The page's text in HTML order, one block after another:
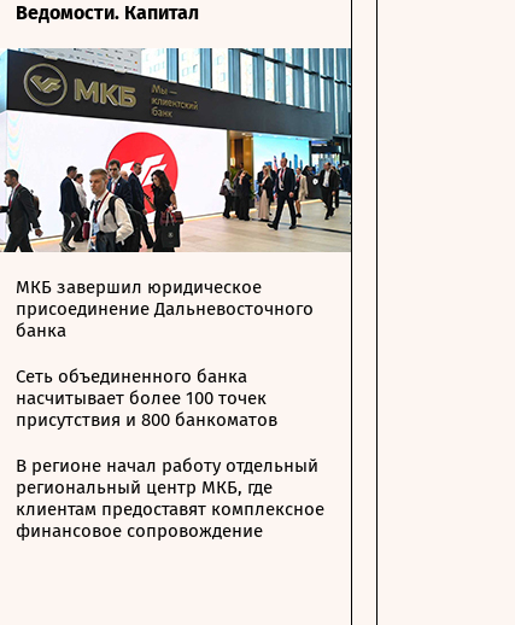
Ведомости. Капитал
МКБ завершил юридическое
присоединение Дальневосточного
банка
Сеть объединенного банка
насчитывает более 100 точек
присутствия и 800 банкоматов
В регионе начал работу отдельный
региональный центр МКБ, где
клиентам предоставят комплексное
финансовое сопровождение